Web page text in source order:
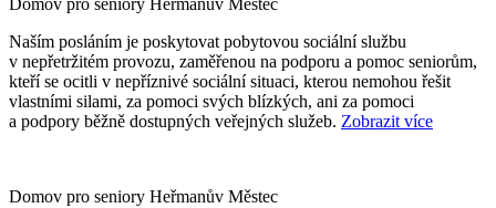
Naším posláním je poskytovat pobytovou sociální službu
v nepřetržitém provozu, zaměřenou na podporu a pomoc seniorům,
kteří se ocitli v nepříznivé sociální situaci, kterou nemohou řešit
vlastními silami, za pomoci svých blízkých, ani za pomoci
a podpory běžně dostupných veřejných služeb. Zobrazit více
Domov pro seniory Heřmanův Městec